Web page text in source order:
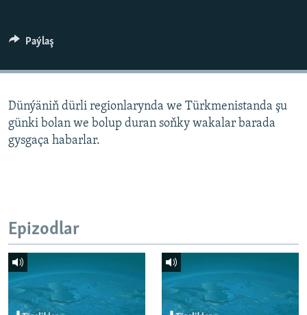
Paýlaş
Dünýäniň dürli regionlarynda we Türkmenistanda şu
günki bolan we bolup duran soňky wakalar barada
gysgaça habarlar.
Epizodlar